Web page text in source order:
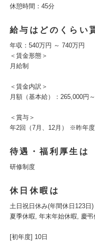
休憩時間：45分
給与はどのくらい
年収：540万円 ～ 740万円
＜賃金形態＞
月給制
＜賃金内訳＞
月額（基本給）：265,000円
＜賞与＞
年2回（7月、12月） ※昨年
待遇・福利厚生は
研修制度
休日休暇は
土日祝日休み(年間休日123日)
夏季休暇, 年末年始休暇, 慶弔
[初年度] 10日